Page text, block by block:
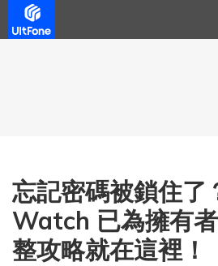
忘記密碼被鎖住了
Watch 已為擁有
整攻略就在這裡！